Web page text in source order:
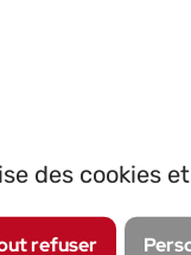
des cookies
refuser